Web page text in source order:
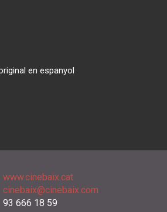
en espanyol
www.cinebaix.cat
cinebaix@cinebaix.com
93 666 18 59